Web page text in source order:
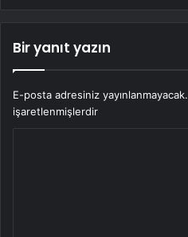
Bir yanıt yazın
E-posta adresiniz yayınlanmayacak.
işaretlenmişlerdir